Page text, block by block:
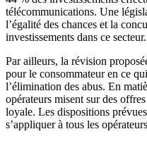
télécommunications. Une
l’égalité des chances et la
investissements dans ce secteur.
Par ailleurs, la révision
pour le consommateur en ce
l’élimination des abus. En
opérateurs misent sur des
loyale. Les dispositions
s’appliquer à tous les